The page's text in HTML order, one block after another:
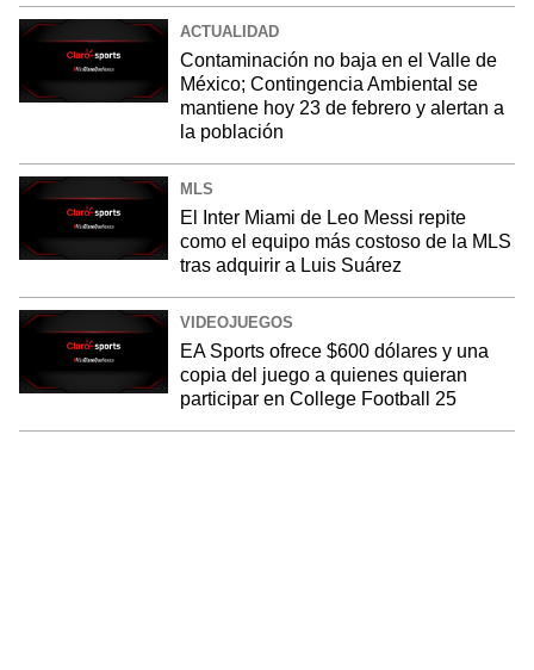
ACTUALIDAD
Contaminación no baja en el Valle de
México; Contingencia Ambiental se
mantiene hoy 23 de febrero y alertan a
la población
MLS
El Inter Miami de Leo Messi repite
como el equipo más costoso de la MLS
tras adquirir a Luis Suárez
VIDEOJUEGOS
EA Sports ofrece $600 dólares y una
copia del juego a quienes quieran
participar en College Football 25